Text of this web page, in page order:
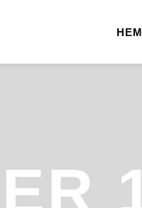
HEM